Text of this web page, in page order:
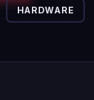
HARDWARE